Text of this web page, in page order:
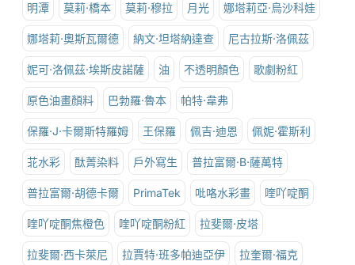
明潭 莫莉·橋本 莫莉·穆拉 月光 娜塔莉亞·烏沙科娃
娜塔莉·奧斯瓦爾德 納文·坦塔納達查 尼古拉斯·洛佩茲
妮可·洛佩茲·埃斯皮諾薩 油 不透明顏色 歌劇粉紅
原色油畫顏料 巴勃羅·魯本 帕特·韋弗
保羅·J·卡爾斯特羅姆 王保羅 佩吉·迪恩 佩妮·霍斯利
苝水彩 酞菁染料 戶外寫生 普拉富爾·B·薩萬特
普拉富爾·胡德卡爾 PrimaTek 吡咯水彩畫 喹吖啶酮
喹吖啶酮焦橙色 喹吖啶酮粉紅 拉斐爾·皮塔
拉斐爾·西卡萊尼 拉賈特·班多帕迪亞伊 拉奎爾·福克